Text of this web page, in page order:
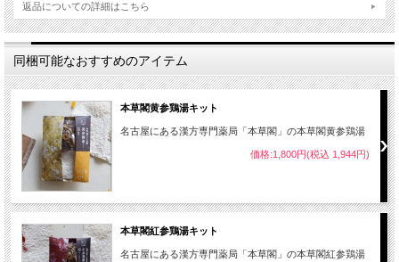
返品についての詳細はこちら
同梱可能なおすすめのアイテム
本草閣黄参鶏湯キット
名古屋にある漢方専門薬局「本草閣」の本草閣黄参鶏湯
価格:1,800円(税込 1,944円)
本草閣紅参鶏湯キット
名古屋にある漢方専門薬局「本草閣」の本草閣紅参鶏湯